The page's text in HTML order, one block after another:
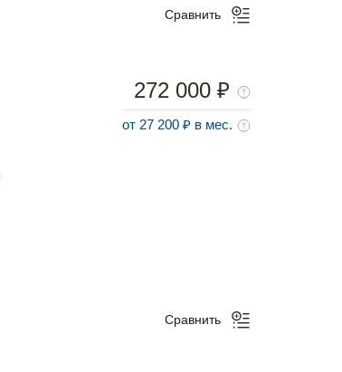
Сравнить
272 000 ₽
от 27 200 ₽ в мес.
Сравнить